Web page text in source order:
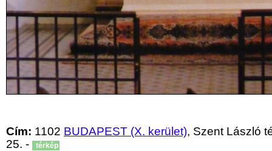
Cím: 1102 BUDAPEST (X. kerület), Szent László
25. -
térkép